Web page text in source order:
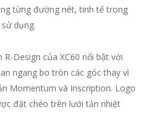
từng đường nét, tinh tế trong
dụng.
Design của XC60 nổi bật với
ngang bo tròn các góc thay vì
Momentum và Inscription. Logo
đặt chéo trên lưới tản nhiệt